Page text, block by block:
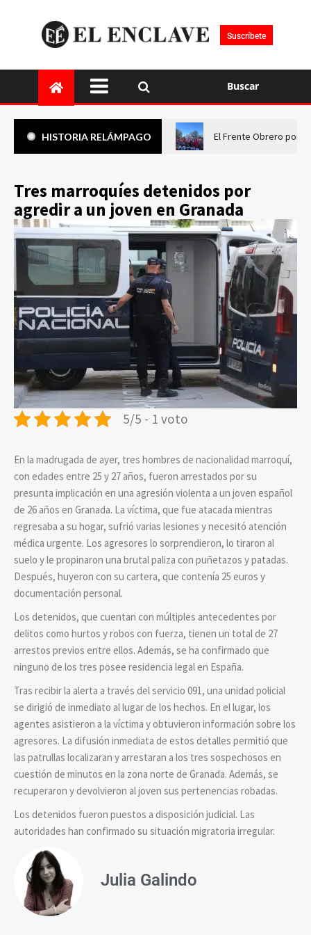
Suscríbete
Buscar
HISTORIA RELÁMPAGO El Frente Obrero pone
Tres marroquíes detenidos por
agredir a un joven en Granada
5/5 - 1 voto
En la madrugada de ayer, tres hombres de nacionalidad marroquí,
con edades entre 25 y 27 años, fueron arrestados por su
presunta implicación en una agresión violenta a un joven español
de 26 años en Granada. La víctima, que fue atacada mientras
regresaba a su hogar, sufrió varias lesiones y necesitó atención
médica urgente. Los agresores lo sorprendieron, lo tiraron al
suelo y le propinaron una brutal paliza con puñetazos y patadas.
Después, huyeron con su cartera, que contenía 25 euros y
documentación personal.
Los detenidos, que cuentan con múltiples antecedentes por
delitos como hurtos y robos con fuerza, tienen un total de 27
arrestos previos entre ellos. Además, se ha confirmado que
ninguno de los tres posee residencia legal en España.
Tras recibir la alerta a través del servicio 091, una unidad policial
se dirigió de inmediato al lugar de los hechos. En el lugar, los
agentes asistieron a la víctima y obtuvieron información sobre los
agresores. La difusión inmediata de estos detalles permitió que
las patrullas localizaran y arrestaran a los tres sospechosos en
cuestión de minutos en la zona norte de Granada. Además, se
recuperaron y devolvieron al joven sus pertenencias robadas.
Los detenidos fueron puestos a disposición judicial. Las
autoridades han confirmado su situación migratoria irregular.
Julia Galindo